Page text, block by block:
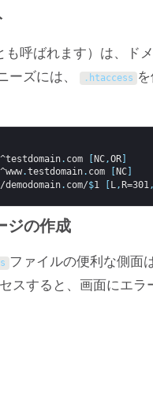
も呼ばれます）は、
ーズには、
. htaccess を
^testdomain. com [NC,OR]
^www.testdomain. com NC]
. com/$1 L, R=301
ジの作成
ファイルの便利な側面
スすると、画面にエ